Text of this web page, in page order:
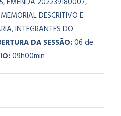
EMENDA 202239180007,
DESCRITIVO E
INTEGRANTES DO
DA SESSÃO:06 de
09h00min